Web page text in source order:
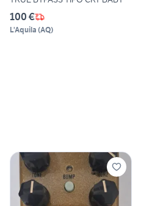
100 €
L'Aquila (AQ)